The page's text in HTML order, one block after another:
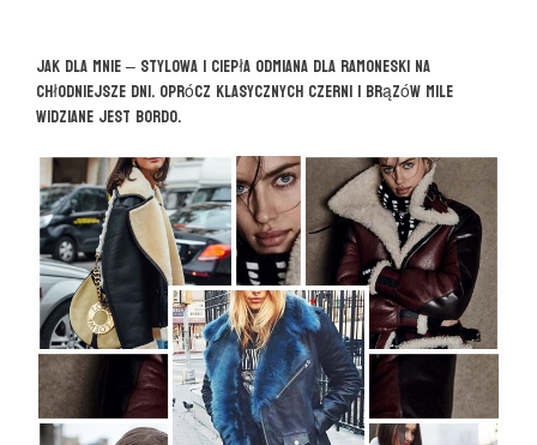
Jak dla mnie – stylowa i ciepła odmiana dla ramoneski na
chłodniejsze dni. Oprócz klasycznych czerni i brązów mile
widziane jest bordo.